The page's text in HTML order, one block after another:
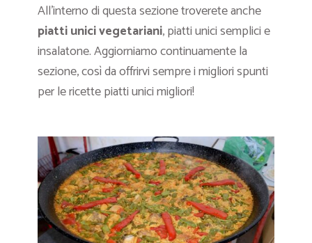
All’interno di questa sezione troverete anche
piatti unici vegetariani, piatti unici semplici e
insalatone. Aggiorniamo continuamente la
sezione, così da offrirvi sempre i migliori spunti
per le ricette piatti unici migliori!